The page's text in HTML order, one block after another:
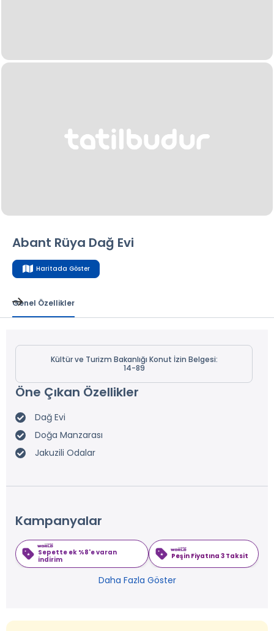
Abant Rüya Dağ Evi
Haritada Göster
Genel Özellikler
Kültür ve Turizm Bakanlığı Konut İzin Belgesi:
14-89
Öne Çıkan Özellikler
Dağ Evi
Doğa Manzarası
Jakuzili Odalar
Kampanyalar
Sepette ek %8'e varan
indirim
Peşin Fiyatına 3 Taksit
Daha Fazla Göster